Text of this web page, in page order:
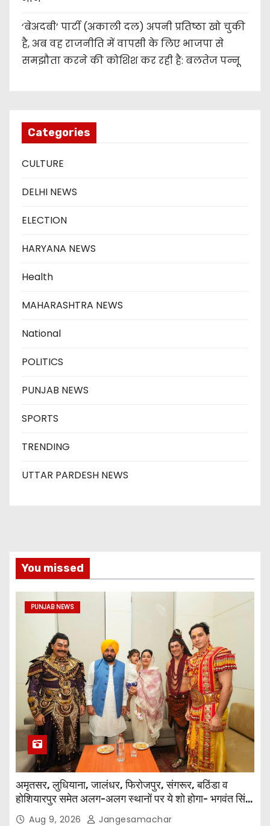
‘बेअदबी’ पार्टी (अकाली दल) अपनी प्रतिष्ठा खो चुकी
है, अब वह राजनीति में वापसी के लिए भाजपा से
समझौता करने की कोशिश कर रही है: बलतेज पन्नू
Categories
CULTURE
DELHI NEWS
ELECTION
HARYANA NEWS
Health
MAHARASHTRA NEWS
National
POLITICS
PUNJAB NEWS
SPORTS
TRENDING
UTTAR PARDESH NEWS
You missed
PUNJAB NEWS
अमृतसर, लुधियाना, जालंधर, फिरोजपुर, संगरूर, बठिंडा व
होशियारपुर समेत अलग-अलग स्थानों पर ये शो होगा- भगवंत सिंह
मान Aug 9, 2026 Jangesamachar